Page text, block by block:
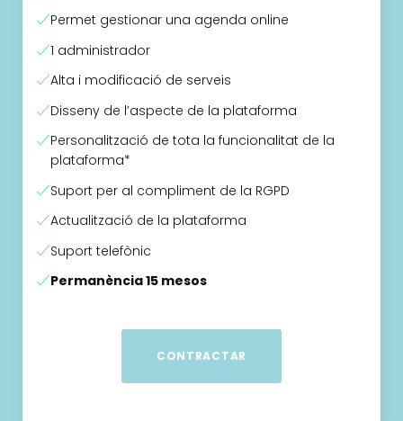
Permet gestionar una agenda online
1 administrador
Alta i modificació de serveis
Disseny de l’aspecte de la plataforma
Personalització de tota la funcionalitat de la
plataforma*
Suport per al compliment de la RGPD
Actualització de la plataforma
Suport telefònic
Permanència 15 mesos
CONTRACTAR